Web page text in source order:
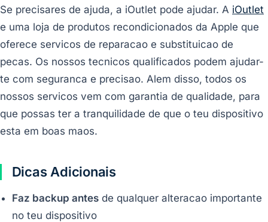
Se precisares de ajuda, a iOutlet pode ajudar. A iOutlet
e uma loja de produtos recondicionados da Apple que
oferece servicos de reparacao e substituicao de
pecas. Os nossos tecnicos qualificados podem ajudar-
te com seguranca e precisao. Alem disso, todos os
nossos servicos vem com garantia de qualidade, para
que possas ter a tranquilidade de que o teu dispositivo
esta em boas maos.
Dicas Adicionais
Faz backup antes de qualquer alteracao importante
no teu dispositivo